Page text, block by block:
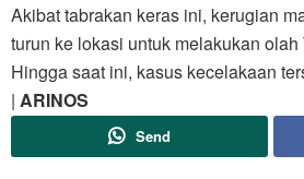
Akibat tabrakan keras ini, kerugian
turun ke lokasi untuk melakukan
Hingga saat ini, kasus kecelakaan
| ARINOS
Send